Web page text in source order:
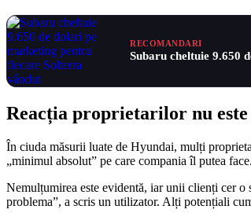
RECOMANDARI
Subaru cheltuie 9.650
Reacția proprietarilor nu este
În ciuda măsurii luate de Hyundai, mulți
„minimul absolut” pe care compania îl putea
Nemulțumirea este evidentă, iar unii clienți cer
problema”, a scris un utilizator. Alți potențiali